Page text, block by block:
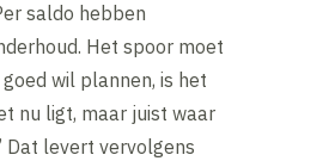
saldo hebben
Het spoor moet
wil plannen, is het
nu ligt, maar juist waar
Dat levert vervolgens